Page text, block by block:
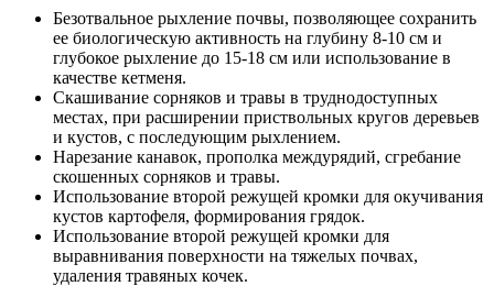
Безотвальное рыхление почвы, позволяющее сохранить
ее биологическую активность на глубину 8-10 см и
глубокое рыхление до 15-18 см или использование в
качестве кетменя.
Скашивание сорняков и травы в труднодоступных
местах, при расширении приствольных кругов деревьев
и кустов, с последующим рыхлением.
Нарезание канавок, прополка междурядий, сгребание
скошенных сорняков и травы.
Использование второй режущей кромки для окучивания
кустов картофеля, формирования грядок.
Использование второй режущей кромки для
выравнивания поверхности на тяжелых почвах,
удаления травяных кочек.